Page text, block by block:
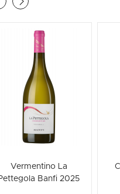
Vermentino La
Banfi 2025